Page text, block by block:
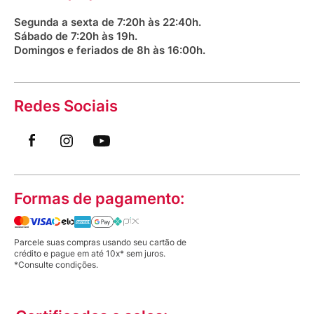
Saúde na praça
Segunda a sexta de 7:20h às 22:40h.
Sábado de 7:20h às 19h.
Domingos e feriados de 8h às 16:00h.
Redes Sociais
Formas de pagamento:
Parcele suas compras usando seu cartão de
crédito e pague em até 10x* sem juros.
*Consulte condições.